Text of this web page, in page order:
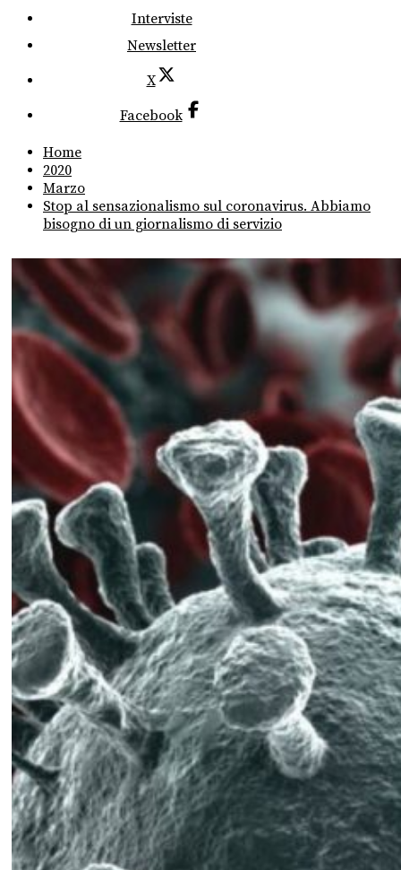
Interviste
Newsletter
X
Facebook
Home
2020
Marzo
Stop al sensazionalismo sul coronavirus. Abbiamo
bisogno di un giornalismo di servizio